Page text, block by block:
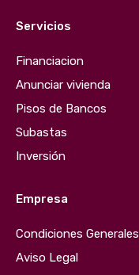
Servicios
Financiacion
Anunciar vivienda
Pisos de Bancos
Subastas
Inversión
Empresa
Condiciones Generales
Aviso Legal